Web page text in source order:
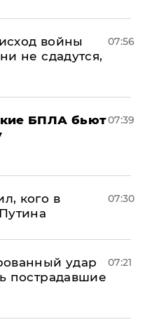
войны
не сдадутся,
07:56
БПЛА бьют07:39
кого в
07:30
удар
пострадавшие
07:21